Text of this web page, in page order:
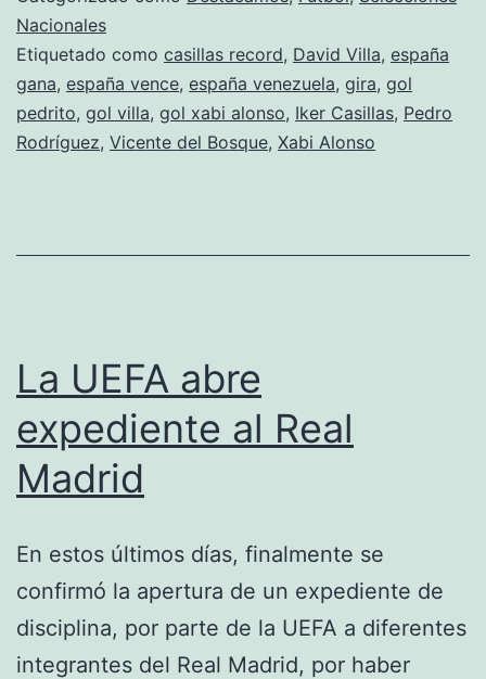
Nacionales
Etiquetado como casillas record, David Villa, españa
gana, españa vence, españa venezuela, gira, gol
pedrito, gol villa, gol xabi alonso, Iker Casillas, Pedro
Rodríguez, Vicente del Bosque, Xabi Alonso
La UEFA abre
expediente al Real
Madrid
En estos últimos días, finalmente se
confirmó la apertura de un expediente de
disciplina, por parte de la UEFA a diferentes
integrantes del Real Madrid, por haber